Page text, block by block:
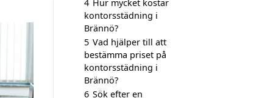
4 Hur mycket kostar
kontorsstädning i
Brännö?
5 Vad hjälper till att
bestämma priset på
kontorsstädning i
Brännö?
6 Sök efter en